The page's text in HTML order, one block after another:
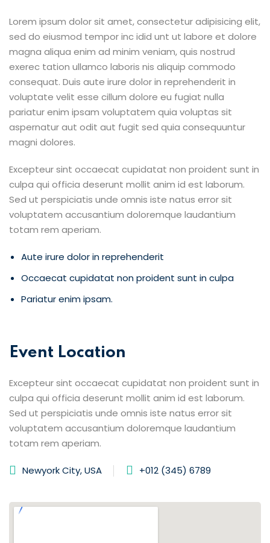
Lorem ipsum dolor sit amet, consectetur adipisicing elit,
sed do eiusmod tempor inc idid unt ut labore et dolore
magna aliqua enim ad minim veniam, quis nostrud
exerec tation ullamco laboris nis aliquip commodo
consequat. Duis aute irure dolor in reprehenderit in
voluptate velit esse cillum dolore eu fugiat nulla
pariatur enim ipsam voluptatem quia voluptas sit
aspernatur aut odit aut fugit sed quia consequuntur
magni dolores.
Excepteur sint occaecat cupidatat non proident sunt in
culpa qui officia deserunt mollit anim id est laborum.
Sed ut perspiciatis unde omnis iste natus error sit
voluptatem accusantium doloremque laudantium
totam rem aperiam.
Aute irure dolor in reprehenderit
Occaecat cupidatat non proident sunt in culpa
Pariatur enim ipsam.
Event Location
Excepteur sint occaecat cupidatat non proident sunt in
culpa qui officia deserunt mollit anim id est laborum.
Sed ut perspiciatis unde omnis iste natus error sit
voluptatem accusantium doloremque laudantium
totam rem aperiam.
Newyork City, USA +012 (345) 6789